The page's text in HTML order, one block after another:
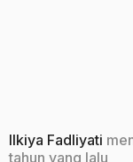
Ilkiya Fadliyati
tahun yang lalu